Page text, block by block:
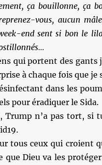
ça bouillonne, ça
vous, aucun
end sent si bon le
qui portent des gants
à chaque fois que je
dans les
pour éradiquer le Sida.
Trump n’a pas tort, si
tous ceux qui croient
que Dieu va les